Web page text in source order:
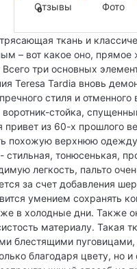
Отзывы
0 Фото
ткань и
– вот какое оно, прямое
Всего три основных
Teresa Tardia вновь
стиля и отменного
стойка,
из 60-х прошлого
похожую верхнюю
тонюсенькая,
легкость, пальто
за счет добавления
умением сохранять
в холодные дни. Также
материалу. Такая
блестящими
благодаря цвету, но и